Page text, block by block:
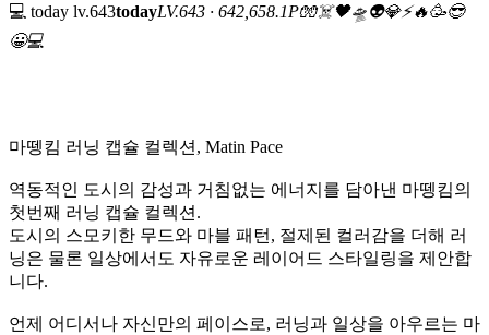
💻 today lv.643todayLV.643 · 642,658.1P🧤☠️🖤🛸👽💎⚡🔥🥳😎
😀💻
마뗑킴 러닝 캡슐 컬렉션, Matin Pace
역동적인 도시의 감성과 거침없는 에너지를 담아낸 마뗑킴의
첫번째 러닝 캡슐 컬렉션.
도시의 스모키한 무드와 마블 패턴, 절제된 컬러감을 더해 러
닝은 물론 일상에서도 자유로운 레이어드 스타일링을 제안합
니다.
언제 어디서나 자신만의 페이스로, 러닝과 일상을 아우르는 마